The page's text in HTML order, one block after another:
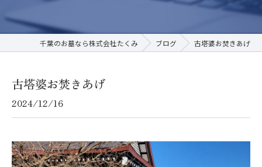
千葉のお墓なら株式会社たくみ ブログ 古塔婆お焚きあげ
古塔婆お焚きあげ
2024/12/16